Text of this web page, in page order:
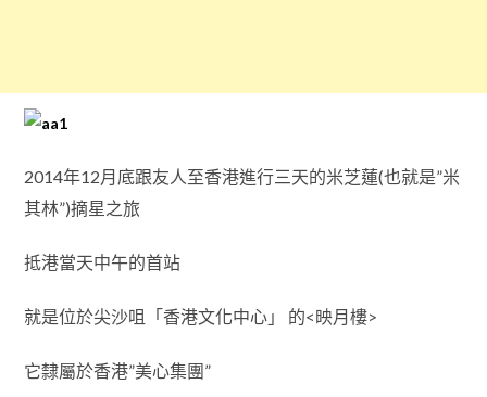
2014年12月底跟友人至香港進行三天的米芝蓮(也就是”米
其林”)摘星之旅
抵港當天中午的首站
就是位於尖沙咀「香港文化中心」 的<映月樓>
它隸屬於香港”美心集團”